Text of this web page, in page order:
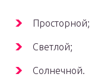
Просторной;
Светлой;
Солнечной.